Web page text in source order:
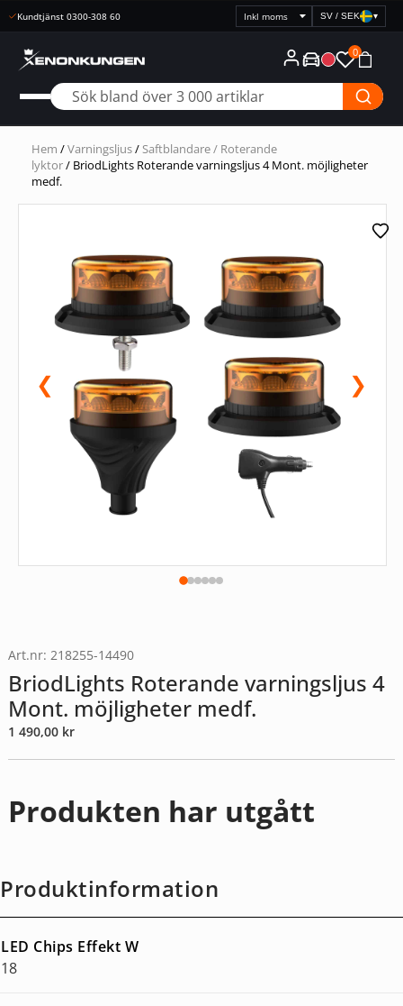
Kundtjänst 0300-308 60
Välj
prisvisning
SV / SEK ▾
0
Hem /Varningsljus/Saftblandare / Roterande
lyktor/ BriodLights Roterande varningsljus 4 Mont. möjligheter
medf.
❮ ❯
Art.nr: 218255-14490
BriodLights Roterande varningsljus 4
Mont. möjligheter medf.
1 490,00 kr
Produkten har utgått
Produktinformation
LED Chips Effekt W
18